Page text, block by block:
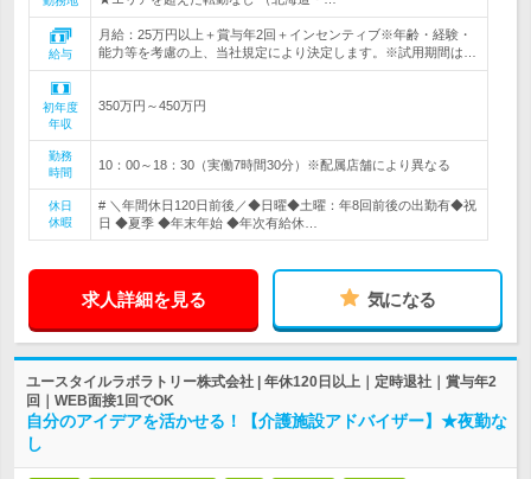
給与
月給：25万円以上＋賞与年2回＋インセンティブ※年齢・経験・
能力等を考慮の上、当社規定により決定します。※試用期間は…
初年度
年収
350万円～450万円
勤務
時間
10：00～18：30（実働7時間30分）※配属店舗により異なる
休日
休暇
# ＼年間休日120日前後／◆日曜◆土曜：年8回前後の出勤有◆祝
日 ◆夏季 ◆年末年始 ◆年次有給休…
求人詳細を見る 気になる
ユースタイルラボラトリー株式会社 | 年休120日以上｜定時退社｜賞与年2
回｜WEB面接1回でOK
自分のアイデアを活かせる！【介護施設アドバイザー】★夜勤な
し